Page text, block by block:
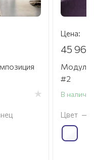
Цена:
45 960
#2
В наличии
Цвет —